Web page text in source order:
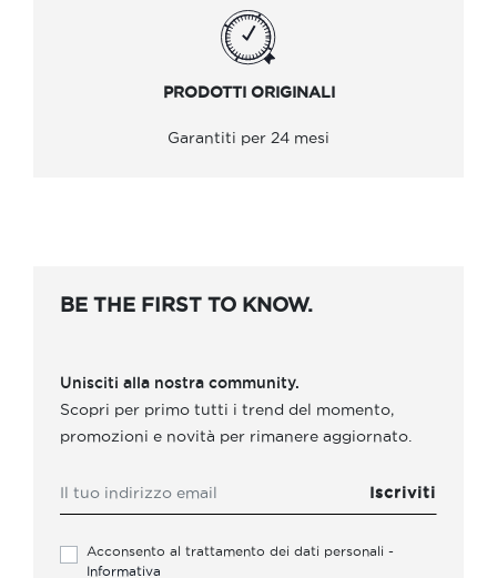
PRODOTTI ORIGINALI
Garantiti per 24 mesi
BE THE FIRST TO KNOW.
Unisciti alla nostra community.
Scopri per primo tutti i trend del momento,
promozioni e novità per rimanere aggiornato.
Acconsento al trattamento dei dati personali -
Informativa